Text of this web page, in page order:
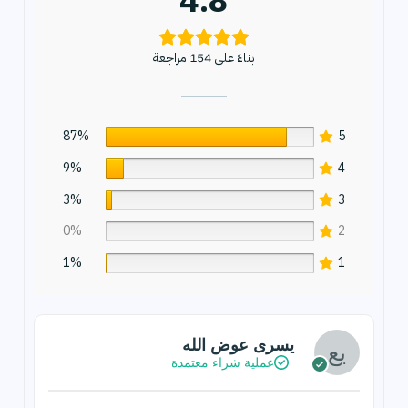
بناءً على 154 مراجعة
5
87%
4
9%
3
3%
2
0%
1
1%
يسرى عوض الله
عملية شراء معتمدة